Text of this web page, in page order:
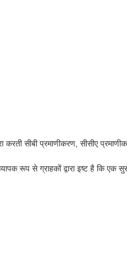
प्रमाणीकरण, सीसीए
ग्राहकों द्वारा इष्ट है कि एक